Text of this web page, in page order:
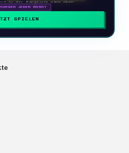
in der Rangliste nach oben
JEDEN MONAT
SPIELEN